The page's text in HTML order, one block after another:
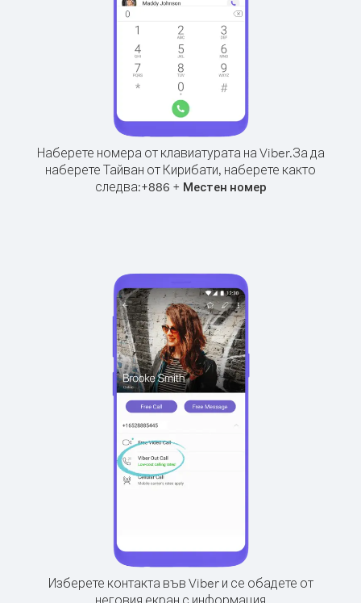
Наберете номера от клавиатурата на Viber.За да
наберете Тайван от Кирибати, наберете както
следва:+886 + Местен номер
Изберете контакта във Viber и се обадете от
неговия екран с информация